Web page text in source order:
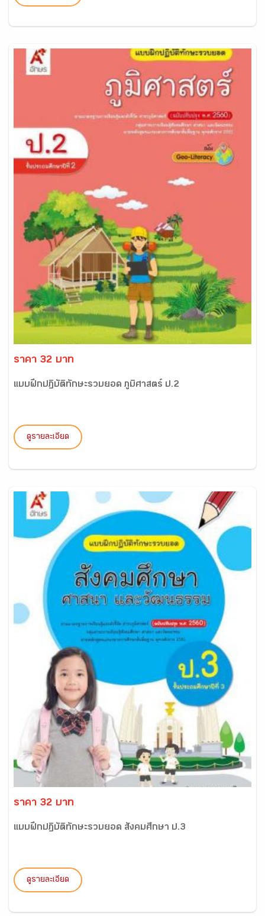
ราคา 32 บาท
แบบฝึกปฏิบัติทักษะรวบยอด ภูมิศาสตร์ ป.2
ดูรายละเอียด
ราคา 32 บาท
แบบฝึกปฏิบัติทักษะรวบยอด สังคมศึกษา ป.3
ดูรายละเอียด